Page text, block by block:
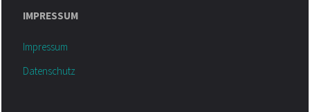
IMPRESSUM
Impressum
Datenschutz